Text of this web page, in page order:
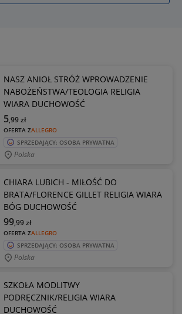
NASZ ANIOŁ STRÓŻ WPROWADZENIE
NABOŻEŃSTWA/TEOLOGIA RELIGIA
WIARA DUCHOWOŚĆ
OFERTA ZALLEGRO
5,99zł
SPRZEDAJĄCY: OSOBA PRYWATNA
Polska
CHIARA LUBICH - MIŁOŚĆ DO
BRATA/FLORENCE GILLET RELIGIA WIARA
BÓG DUCHOWOŚĆ
OFERTA ZALLEGRO
99,99zł
SPRZEDAJĄCY: OSOBA PRYWATNA
Polska
SZKOŁA MODLITWY
PODRĘCZNIK/RELIGIA WIARA
DUCHOWOŚĆ